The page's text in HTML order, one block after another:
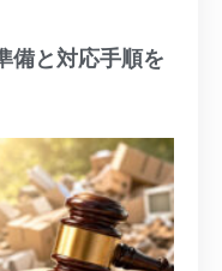
備と対応手順を